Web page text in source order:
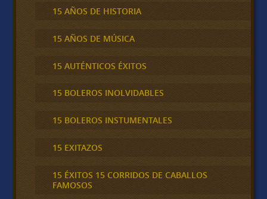
15 AÑOS DE HISTORIA
15 AÑOS DE MÚSICA
15 AUTÉNTICOS ÉXITOS
15 BOLEROS INOLVIDABLES
15 BOLEROS INSTUMENTALES
15 EXITAZOS
15 ÉXITOS 15 CORRIDOS DE CABALLOS
FAMOSOS